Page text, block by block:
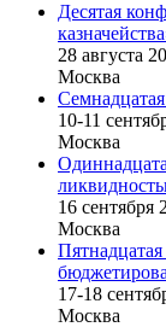
Десятая
28 августа
Москва
10-11
Москва
16 cентября
Москва
17-18
Москва